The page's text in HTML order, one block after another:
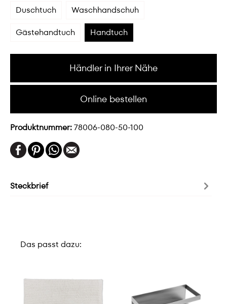
Duschtuch
Waschhandschuh
Gästehandtuch
Handtuch
Händler in Ihrer Nähe
Online bestellen
Produktnummer:78006-080-50-100
Steckbrief
Das passt dazu: